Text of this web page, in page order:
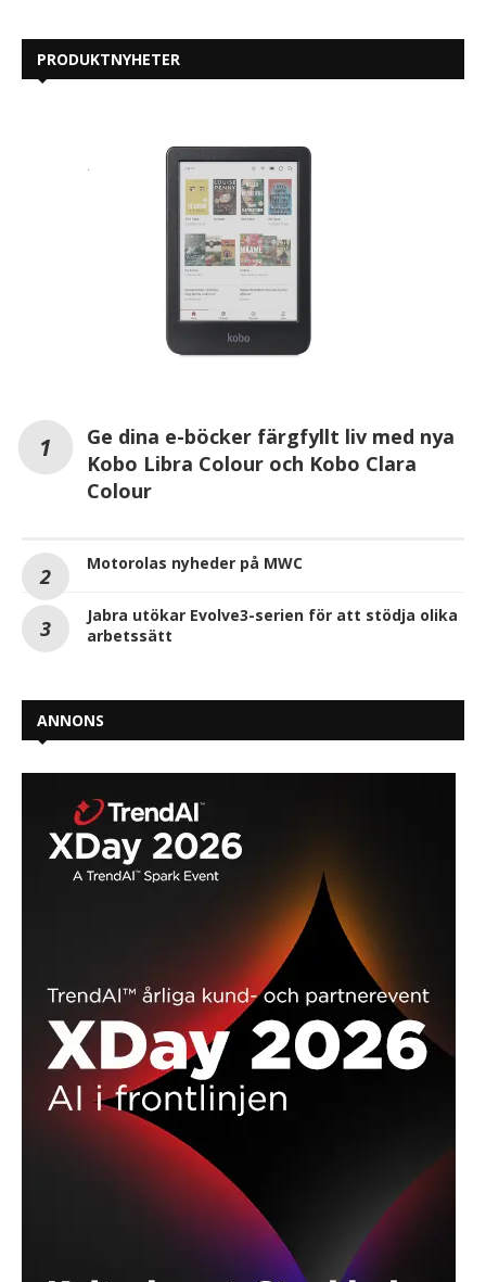
PRODUKTNYHETER
Ge dina e-böcker färgfyllt liv med nya
Kobo Libra Colour och Kobo Clara
Colour
Motorolas nyheder på MWC
Jabra utökar Evolve3-serien för att stödja olika
arbetssätt
ANNONS